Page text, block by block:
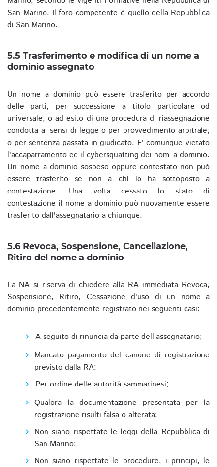
San Marino. Il foro competente è quello della Repubblica
di San Marino.
5.5 Trasferimento e modifica di un nome a
dominio assegnato
Un nome a dominio può essere trasferito per accordo
delle parti, per successione a titolo particolare od
universale, o ad esito di una procedura di riassegnazione
condotta ai sensi di legge o per provvedimento arbitrale,
o per sentenza passata in giudicato. E' comunque vietato
l'accaparramento ed il cybersquatting dei nomi a dominio.
Un nome a dominio sospeso oppure contestato non può
essere trasferito se non a chi lo ha sottoposto a
contestazione. Una volta cessato lo stato di
contestazione il nome a dominio può nuovamente essere
trasferito dall'assegnatario a chiunque.
5.6 Revoca, Sospensione, Cancellazione,
Ritiro del nome a dominio
La NA si riserva di chiedere alla RA immediata Revoca,
Sospensione, Ritiro, Cessazione d'uso di un nome a
dominio precedentemente registrato nei seguenti casi:
A seguito di rinuncia da parte dell'assegnatario;
Mancato pagamento del canone di registrazione
previsto dalla RA;
Per ordine delle autorità sammarinesi;
Qualora la documentazione presentata per la
registrazione risulti falsa o alterata;
Non siano rispettate le leggi della Repubblica di
San Marino;
Non siano rispettate le procedure, i principi, le